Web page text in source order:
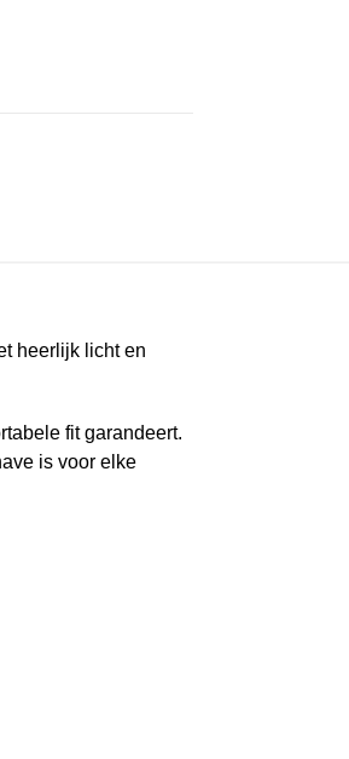
heerlijk licht en
fit garandeert.
is voor elke